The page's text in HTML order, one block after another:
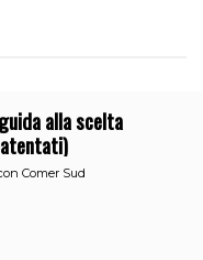
alla scelta
Comer Sud